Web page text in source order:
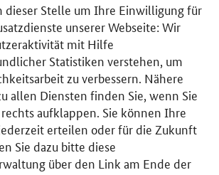
dieser Stelle um Ihre Einwilligung für
unserer Webseite: Wir
mit Hilfe
Statistiken verstehen, um
zu verbessern. Nähere
allen Diensten finden Sie, wenn Sie
aufklappen. Sie können Ihre
erteilen oder für die Zukunft
Sie dazu bitte diese
über den Link am Ende der